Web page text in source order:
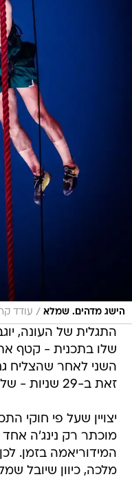
הישג מדהים. שמלא / עודד
שלו בתכנית - קטף
השני לאחר שהצליח
זאת ב-29 שניות - שלוש שניות יותר משמלא.
יצויין שעל פי חוקי
מוכתר רק נינג'ה
המידוריאמה בזמן.
מלכה, כיוון שיובל